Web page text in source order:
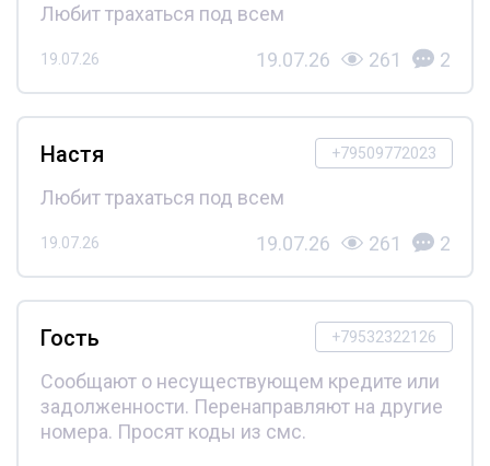
Любит трахаться под всем
19.07.26 19.07.26 261 2
+79509772023
Настя
Любит трахаться под всем
19.07.26 19.07.26 261 2
+79532322126
Гость
Сообщают о несуществующем кредите или
задолженности. Перенаправляют на другие
номера. Просят коды из смс.